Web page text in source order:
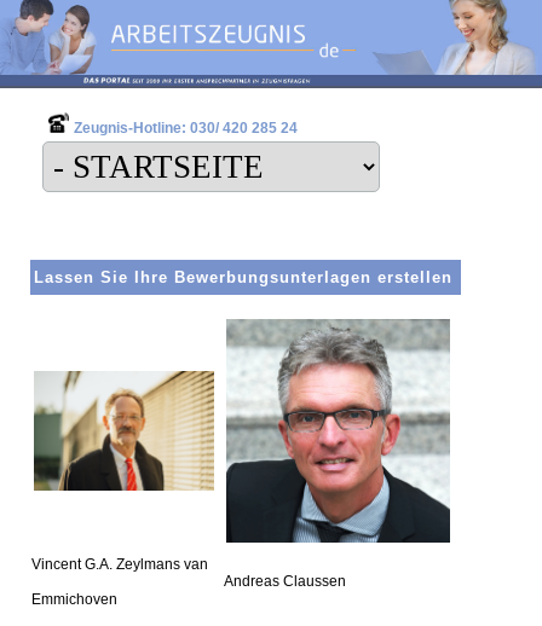
Lassen Sie Ihre Bewerbungsunterlagen erstellen
Vincent G.A. Zeylmans van
Emmichoven
Andreas Claussen
Zeugnis-Hotline: 030/ 420 285 24